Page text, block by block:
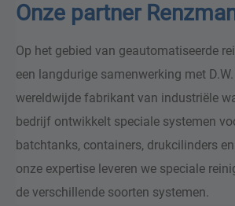
Onze partner
Op het gebied van geautomatiseerde
een langdurige samenwerking met
wereldwijde fabrikant van industriële
bedrijf ontwikkelt speciale systemen
batchtanks, containers, drukcilinders
onze expertise leveren we speciale
de verschillende soorten systemen.